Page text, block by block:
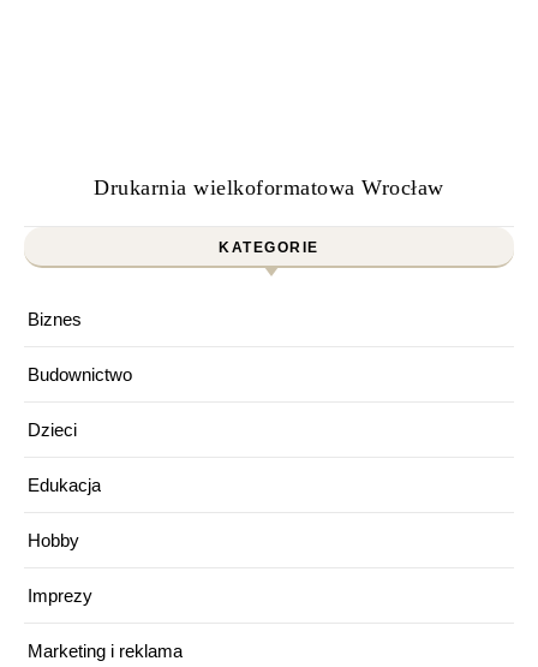
Drukarnia wielkoformatowa Wrocław
KATEGORIE
Biznes
Budownictwo
Dzieci
Edukacja
Hobby
Imprezy
Marketing i reklama